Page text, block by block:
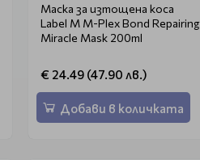
Маска за изтощена коса
Label M M-Plex Bond Repairing
Miracle Mask 200ml
€ 24.49 (47.90 лв.)
Добави в количката